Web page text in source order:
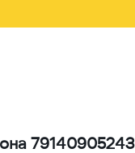
79140905243